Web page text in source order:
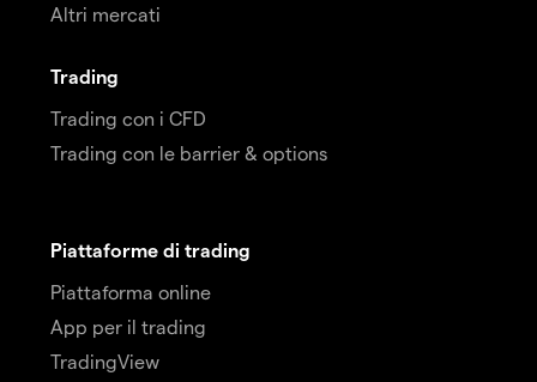
Altri mercati
Trading
Trading con i CFD
Trading con le barrier & options
Piattaforme di trading
Piattaforma online
App per il trading
TradingView